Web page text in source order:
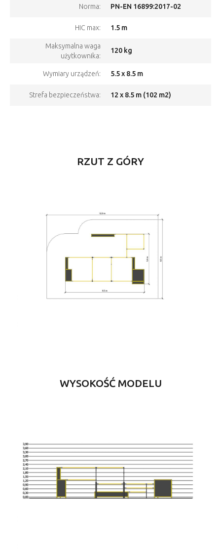
Norma: PN-EN 16899:2017-02
HIC max: 1.5 m
Maksymalna waga
użytkownika:
120 kg
Wymiary urządzeń: 5.5 x 8.5 m
Strefa bezpieczeństwa: 12 x 8.5 m (102 m2)
RZUT Z GÓRY
WYSOKOŚĆ MODELU